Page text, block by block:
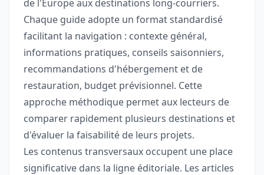
de l'Europe aux destinations long-courriers.
Chaque guide adopte un format standardisé
facilitant la navigation : contexte général,
informations pratiques, conseils saisonniers,
recommandations d'hébergement et de
restauration, budget prévisionnel. Cette
approche méthodique permet aux lecteurs de
comparer rapidement plusieurs destinations et
d'évaluer la faisabilité de leurs projets.
Les contenus transversaux occupent une place
significative dans la ligne éditoriale. Les articles